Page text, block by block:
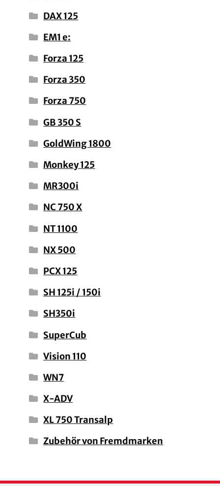
DAX 125
EM1 e:
Forza 125
Forza 350
Forza 750
GB 350 S
GoldWing 1800
Monkey 125
MR300i
NC 750 X
NT 1100
NX 500
PCX 125
SH 125i / 150i
SH350i
SuperCub
Vision 110
WN7
X-ADV
XL 750 Transalp
Zubehör von Fremdmarken